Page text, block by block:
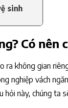
sinh
Có nên
ra không gian
nghiệp vách
này, chúng ta